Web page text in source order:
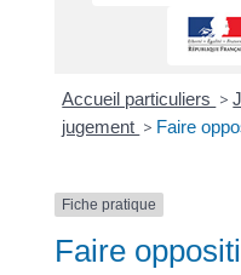
Accueil particuliers >
jugement > Faire
Fiche pratique
Faire